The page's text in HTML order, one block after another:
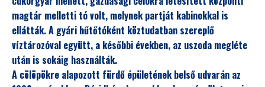
magtár melletti tó volt, melynek partját kabinokkal is
ellátták. A gyári hűtőtóként köztudatban szereplő
víztározóval együtt, a későbbi években, az uszoda megléte
után is sokáig használták.
A cölöpökre alapozott fürdő épületének belső udvarán az